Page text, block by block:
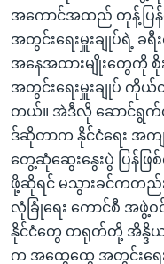
အကောင်အထည် တုန့်ပြန်
အတွင်းရေးမှူးချုပ်ရဲ့
အနေအထားမျိုးတွေကို
အတွင်းရေးမှူးချုပ် ကို
တယ်။ အဲဒီလို ဆောင်ရွက်
ဒ်ဆိုတာက နိုင်ငံရေး အက
တွေ့ဆုံဆွေးနွေးပွဲ ပြန်ဖ
ဖို့ဆိုရင် မသွားခင်ကတည်
လုံခြုံရေး ကောင်စီ အဖွဲ့ဝ
နိုင်ငံတွေ တရုတ်တို့ အိန္ဒိ
က အထွေထွေ အတွင်းရေ